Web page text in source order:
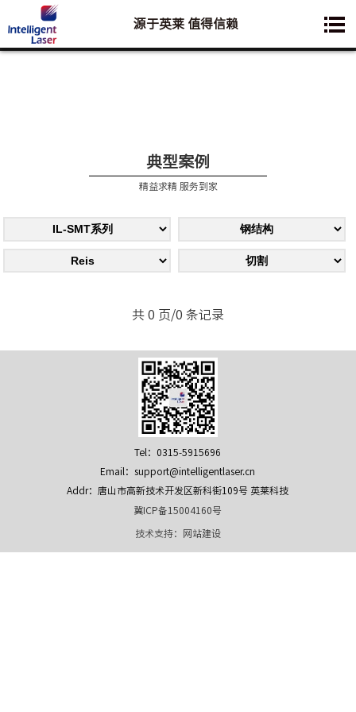
您想要了解的业务是:
源于英莱 值得信赖
典型案例
精益求精 服务到家
共 0 页/0 条记录
Tel：0315-5915696
Email：support@intelligentlaser.cn
Addr：唐山市高新技术开发区新科街109号 英莱科技
冀ICP备15004160号
技术支持： 网站建设